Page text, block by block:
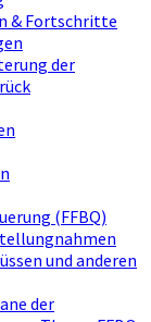
& Fortschritte
der
(FFBQ)
und anderen
der